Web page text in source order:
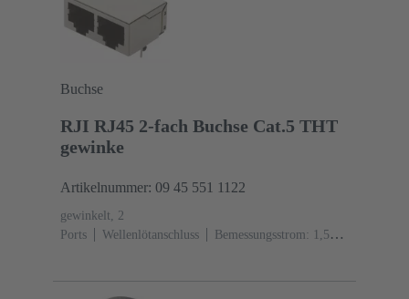
Buchse
RJI RJ45 2-fach Buchse Cat.5 THT
gewinke
Artikelnummer: 09 45 551 1122
gewinkelt, 2
Ports
Wellenlötanschluss
Bemessungsstrom: ‌1,5